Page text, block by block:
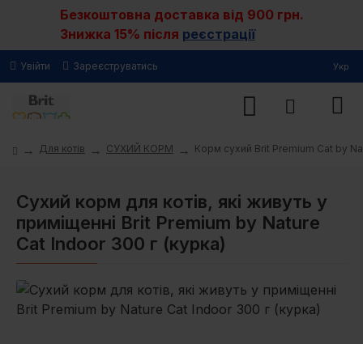
Безкоштовна доставка від 900 грн.
Знижка 15% після реєстрації
Увійти Зареєструватись Укр
Для котів СУХИЙ КОРМ Корм сухий Brit Premium Cat by
Сухий корм для котів, які живуть у
приміщенні Brit Premium by Nature
Cat Indoor 300 г (курка)